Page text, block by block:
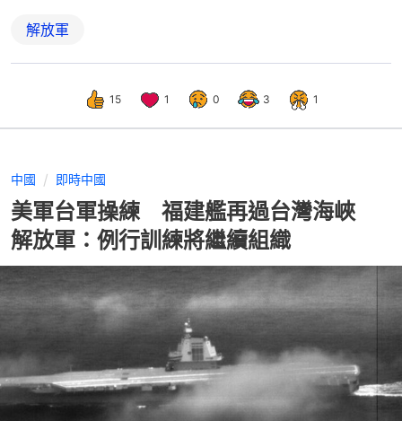
解放軍
15 1 0 3 1
中國 即時中國
美軍台軍操練 福建艦再過台灣海峽
解放軍：例行訓練將繼續組織